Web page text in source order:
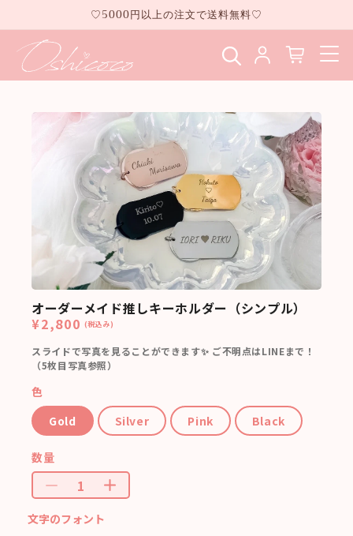
進む
♡5000円以上の注文で送料無料♡
オーダーメイド推しキーホルダー（シンプル）
¥2,800 (税込み)
スライドで写真を見ることができます✨ ご不明点はLINEまで！
（5枚目写真参照）
色
Gold
Silver Pink Black
数量
文字のフォント